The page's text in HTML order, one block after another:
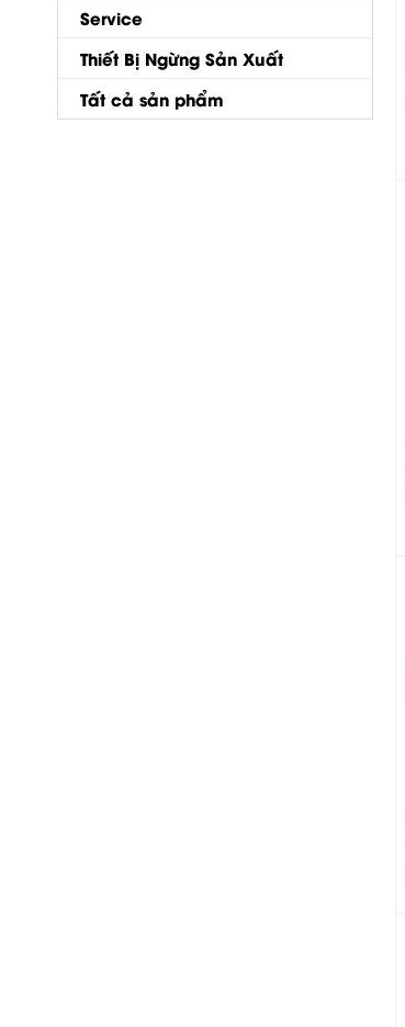
Service
Thiết Bị Ngừng Sản Xuất
Tất cả sản phẩm